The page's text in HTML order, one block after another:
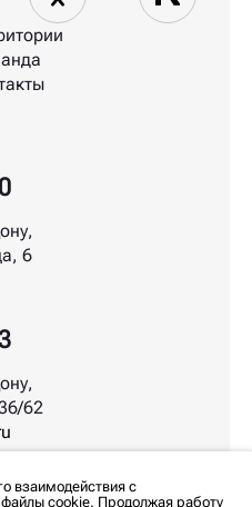
62
6
взаимодействия с
cookie. Продолжая работу